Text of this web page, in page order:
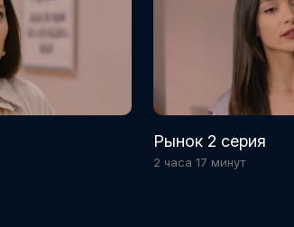
Рынок 2 серия
2 часа 17 минут